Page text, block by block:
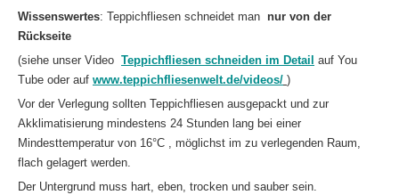
Wissenswertes: Teppichfliesen schneidet man nur von der
Rückseite
(siehe unser Video Teppichfliesen schneiden im Detail auf You
Tube oder auf www.teppichfliesenwelt.de/videos/ )
Vor der Verlegung sollten Teppichfliesen ausgepackt und zur
Akklimatisierung mindestens 24 Stunden lang bei einer
Mindesttemperatur von 16°C , möglichst im zu verlegenden Raum,
flach gelagert werden.
Der Untergrund muss hart, eben, trocken und sauber sein.